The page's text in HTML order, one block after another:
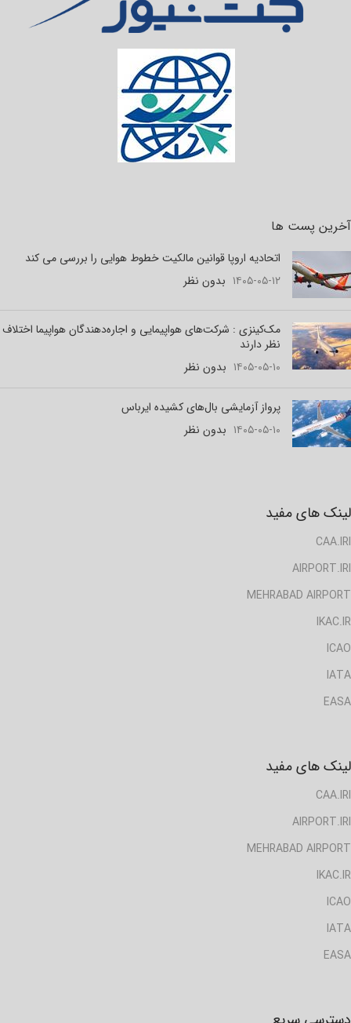
آخرین پست ها
اتحادیه اروپا قوانین مالکیت خطوط هوایی را بررسی می کند
۱۴۰۵-۰۵-۱۲ بدون نظر
مک‌کینزی : شرکت‌های هواپیمایی و اجاره‌دهندگان هواپیما اختلاف
نظر دارند
۱۴۰۵-۰۵-۱۰ بدون نظر
پرواز آزمایشی بال‌های کشیده ایرباس
۱۴۰۵-۰۵-۱۰ بدون نظر
لینک های مفید
CAA.IRI
AIRPORT.IRI
MEHRABAD AIRPORT
IKAC.IR
ICAO
IATA
EASA
لینک های مفید
CAA.IRI
AIRPORT.IRI
MEHRABAD AIRPORT
IKAC.IR
ICAO
IATA
EASA